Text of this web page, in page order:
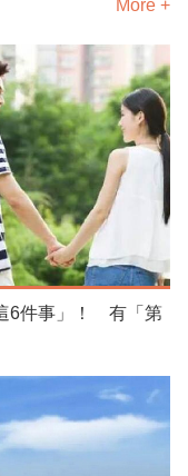
More +
6件事」！ 有「第